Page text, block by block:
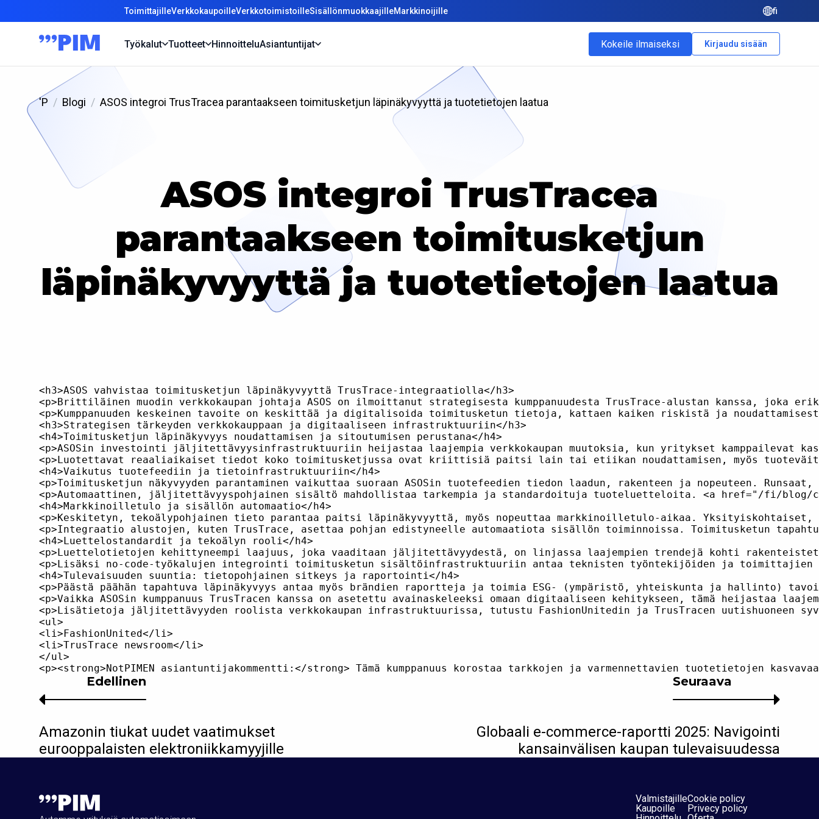
ToimittajilleVerkkokaupoilleVerkkotoimistoilleSisällönmuokkaajilleMarkkinoijille fi
Työkalut Tuotteet HinnoitteluAsiantuntijat Kokeile ilmaiseksi Kirjaudu sisään
'P Blogi ASOS integroi TrusTracea parantaakseen toimitusketjun läpinäkyvyyttä ja tuotetietojen laatua
ASOS integroi TrusTracea
parantaakseen toimitusketjun
läpinäkyvyyttä ja tuotetietojen laatua
<h3>ASOS vahvistaa toimitusketjun läpinäkyvyyttä TrusTrace-integraatiolla</h3>
<p>Brittiläinen muodin verkkokaupan johtaja ASOS on ilmoittanut strategisesta kumppanuudesta TrusTrace-alustan kanssa,
<p>Kumppanuuden keskeinen tavoite on keskittää ja digitalisoida toimitusketun tietoja, kattaen kaiken riskistä ja
<h3>Strategisen tärkeyden verkkokauppaan ja digitaaliseen infrastruktuuriin</h3>
<h4>Toimitusketjun läpinäkyvyys noudattamisen ja sitoutumisen perustana</h4>
<p>ASOSin investointi jäljitettävyysinfrastruktuuriin heijastaa laajempia verkkokaupan muutoksia, kun yritykset kamppailevat
<p>Luotettavat reaaliaikaiset tiedot koko toimitusketjussa ovat kriittisiä paitsi lain tai etiikan noudattamisen, myös
<h4>Vaikutus tuotefeediin ja tietoinfrastruktuuriin</h4>
<p>Toimitusketjun näkyvyyden parantaminen vaikuttaa suoraan ASOSin tuotefeedien tiedon laadun, rakenteen ja
<p>Automaattinen, jäljitettävyyspohjainen sisältö mahdollistaa tarkempia ja standardoituja tuoteluetteloita. <a href="/fi/
<h4>Markkinoilletulo ja sisällön automaatio</h4>
<p>Keskitetyn, tekoälypohjainen tieto parantaa paitsi läpinäkyvyyttä, myös nopeuttaa markkinoilletulo-aikaa.
<p>Integraatio alustojen, kuten TrusTrace, asettaa pohjan edistyneelle automaatiota sisällön toiminnoissa. Toimitusketun
<h4>Luettelostandardit ja tekoälyn rooli</h4>
<p>Luettelotietojen kehittyneempi laajuus, joka vaaditaan jäljitettävyydestä, on linjassa laajempien trendejä kohti
<p>Lisäksi no-code-työkalujen integrointi toimitusketun sisältöinfrastruktuuriin antaa teknisten työntekijöiden ja toimittajien
<h4>Tulevaisuuden suuntia: tietopohjainen sitkeys ja raportointi</h4>
<p>Päästä päähän tapahtuva läpinäkyvyys antaa myös brändien raportteja ja toimia ESG- (ympäristö, yhteiskunta ja
<p>Vaikka ASOSin kumppanuus TrusTracen kanssa on asetettu avainaskeleeksi omaan digitaaliseen kehitykseen, tämä
<p>Lisätietoja jäljitettävyyden roolista verkkokaupan infrastruktuurissa, tutustu FashionUnitedin ja TrusTracen uutishuoneen
<ul>
<li>FashionUnited</li>
<li>TrusTrace newsroom</li>
</ul>
Seuraava
Globaali e-commerce-raportti 2025: Navigointi
kansainvälisen kaupan tulevaisuudessa
Edellinen
Amazonin tiukat uudet vaatimukset
eurooppalaisten elektroniikkamyyjille
Valmistajille
Kaupoille
Cookie policy
Privecy policy